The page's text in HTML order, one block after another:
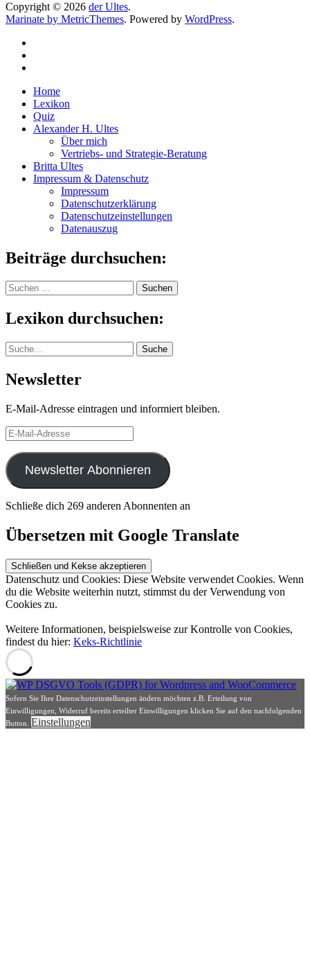
Copyright © 2026 der Ultes.
Marinate by MetricThemes. Powered by WordPress.
Home
Lexikon
Quiz
Alexander H. Ultes
Über mich
Vertriebs- und Strategie-Beratung
Britta Ultes
Impressum & Datenschutz
Impressum
Datenschutzerklärung
Datenschutzeinstellungen
Datenauszug
Beiträge durchsuchen:
Suchen
nach:
Lexikon durchsuchen:
Suche Suche
Newsletter
E-Mail-Adresse eintragen und informiert bleiben.
E-
Mail-
Adresse
Newsletter Abonnieren
Schließe dich 269 anderen Abonnenten an
Übersetzen mit Google Translate
Datenschutz und Cookies: Diese Website verwendet Cookies. Wenn
du die Website weiterhin nutzt, stimmst du der Verwendung von
Cookies zu.
Weitere Informationen, beispielsweise zur Kontrolle von Cookies,
findest du hier: Keks-Richtlinie
Sofern Sie Ihre Datenschutzeinstellungen ändern möchten z.B. Erteilung von
Einwilligungen, Widerruf bereits erteilter Einwilligungen klicken Sie auf den nachfolgenden
Button. Einstellungen